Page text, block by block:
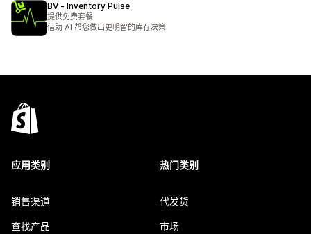
BV ‑ Inventory Pulse
提供免费套餐
借助 AI 帮您做出更明智的库存决策
应用类别
销售渠道
查找产品
热门类别
代发货
市场